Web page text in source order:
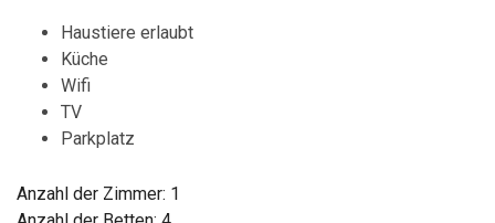
Anzahl der Zimmer: 1
Haustiere erlaubt
Küche
Wifi
TV
Parkplatz